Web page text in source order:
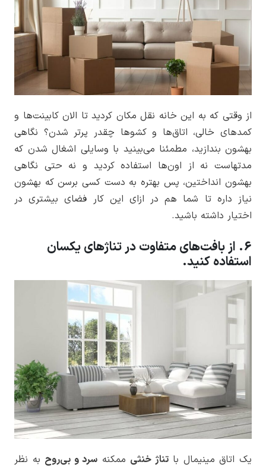
از وقتی که به این خانه نقل مکان کردید تا الان کابینت‌ها و
کمدهای خالی، اتاق‌ها و کشوها چقدر پرتر شدن؟ نگاهی
بهشون بندازید، مطمئنا می‌بینید با وسایلی اشغال شدن که
مدتهاست نه از اون‌ها استفاده کردید و نه حتی نگاهی
بهشون انداختین، پس بهتره به دست کسی برسن که بهشون
نیاز داره تا شما هم در ازای این کار فضای بیشتری در
اختیار داشته باشید.
6. از بافت‌های متفاوت در تناژهای یکسان
استفاده کنید.
یک اتاق مینیمال باتناژ خنثی ممکنه سرد و بی‌روح به نظر